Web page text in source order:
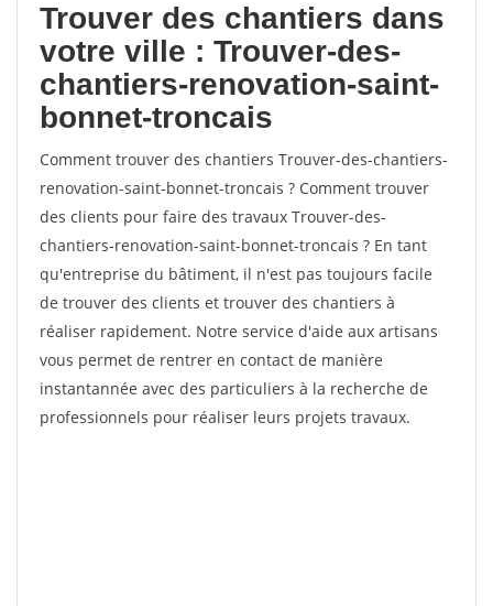
Trouver des chantiers dans
votre ville : Trouver-des-
chantiers-renovation-saint-
bonnet-troncais
Comment trouver des chantiers Trouver-des-chantiers-
renovation-saint-bonnet-troncais ? Comment trouver
des clients pour faire des travaux Trouver-des-
chantiers-renovation-saint-bonnet-troncais ? En tant
qu'entreprise du bâtiment, il n'est pas toujours facile
de trouver des clients et trouver des chantiers à
réaliser rapidement. Notre service d'aide aux artisans
vous permet de rentrer en contact de manière
instantannée avec des particuliers à la recherche de
professionnels pour réaliser leurs projets travaux.